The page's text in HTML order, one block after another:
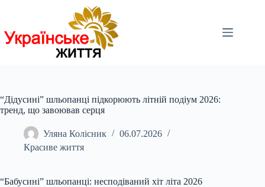
“Дідусині” шльопанці підкорюють літній подіум 2026:
тренд, що завоював серця
Уляна Колісник
06.07.2026
Красиве життя
“Бабусині” шльопанці: несподіваний хіт літа 2026